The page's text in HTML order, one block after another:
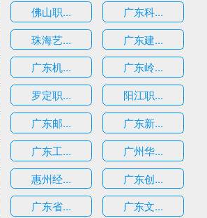
佛山职...
广东科...
珠海艺...
广东建...
广东机...
广东岭...
罗定职...
阳江职...
广东邮...
广东新...
广东工...
广州华...
惠州经...
广东创...
广东省...
广东文...